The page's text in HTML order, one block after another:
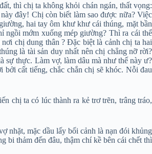
thì chị ta không khỏi chán ngán, thất vọng:
đây! Chị còn biết làm sao được nữa? Việc
hai tay ôm khư khư cái thúng, mặt bần
mớm xuống mép giường? Thì ra cái thế
chị dung thân ? Đặc biệt là cảnh chị ta hai
là tài sản duy nhất nên chị chẳng nỡ rời?
sự thực. Làm vợ, làm dâu mà như thế này ư?
cất tiếng, chắc chắn chị sẽ khóc. Nỗi đau
chị ta có lúc thành ra kẻ trơ trẽn, trâng tráo,
nhặt, mặc dầu lấy bối cảnh là nạn đói khủng
bi thảm đến đâu, thậm chí kề bên cái chết thì